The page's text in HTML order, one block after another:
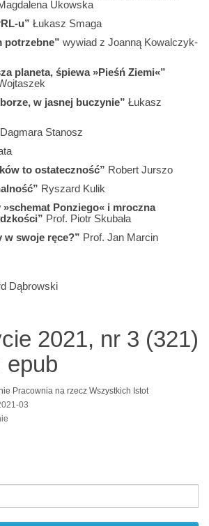
Ukowska
u” Łukasz Smaga
potrzebne” wywiad z Joanną Kowalczyk-
planeta, śpiewa »Pieśń Ziemi«”
w jasnej buczynie” Łukasz
Dagmara Stanosz
to ostateczność” Robert Jurszo
Ryszard Kulik
Ponziego« i mroczna
Prof. Piotr Skubała
w swoje ręce?” Prof. Jan Marcin
Dąbrowski
2021, nr 3 (321)
epub
Pracownia na rzecz Wszystkich Istot
03